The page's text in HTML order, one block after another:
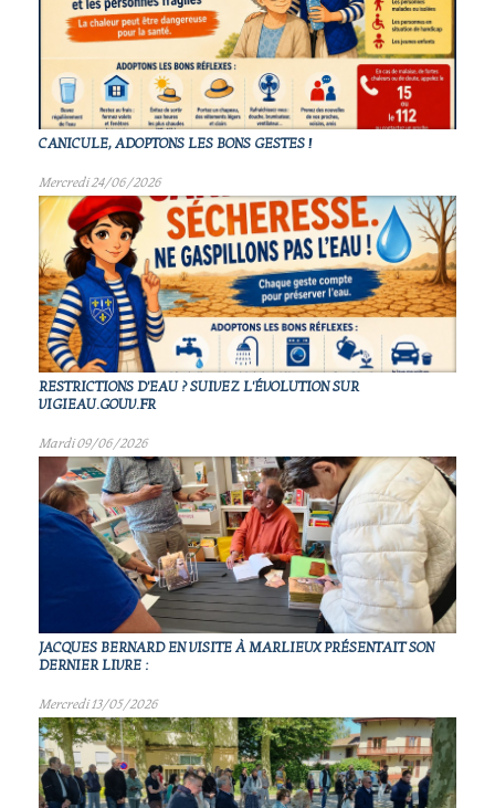
CANICULE, ADOPTONS LES BONS GESTES !
Mercredi 24/06/2026
RESTRICTIONS D'EAU ? SUIVEZ L'ÉVOLUTION SUR
VIGIEAU.GOUV.FR
Mardi 09/06/2026
JACQUES BERNARD EN VISITE À MARLIEUX PRÉSENTAIT SON
DERNIER LIVRE :
Mercredi 13/05/2026